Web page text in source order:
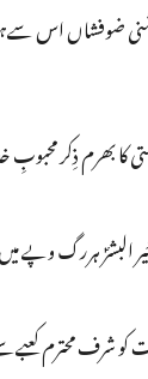
ضوفشاں اس
بھرم ذِکر محبوبِ
ہررگ وپے میں
محترم